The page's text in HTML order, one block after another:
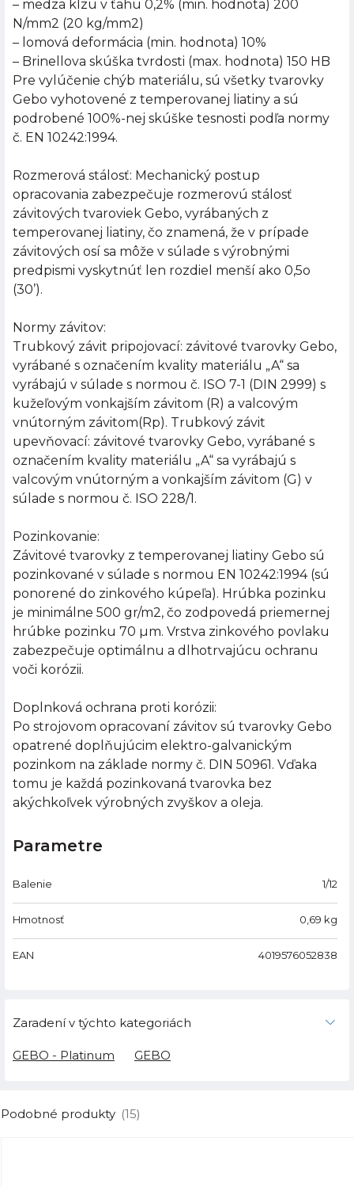
– medza klzu v ťahu 0,2% (min. hodnota) 200
N/mm2 (20 kg/mm2)
– lomová deformácia (min. hodnota) 10%
– Brinellova skúška tvrdosti (max. hodnota) 150 HB
Pre vylúčenie chýb materiálu, sú všetky tvarovky
Gebo vyhotovené z temperovanej liatiny a sú
podrobené 100%-nej skúške tesnosti podľa normy
č. EN 10242:1994.
Rozmerová stálosť: Mechanický postup
opracovania zabezpečuje rozmerovú stálosť
závitových tvaroviek Gebo, vyrábaných z
temperovanej liatiny, čo znamená, že v prípade
závitových osí sa môže v súlade s výrobnými
predpismi vyskytnúť len rozdiel menší ako 0,5o
(30’).
Normy závitov:
Trubkový závit pripojovací: závitové tvarovky Gebo,
vyrábané s označením kvality materiálu „A“ sa
vyrábajú v súlade s normou č. ISO 7-1 (DIN 2999) s
kužeľovým vonkajším závitom (R) a valcovým
vnútorným závitom(Rp). Trubkový závit
upevňovací: závitové tvarovky Gebo, vyrábané s
označením kvality materiálu „A“ sa vyrábajú s
valcovým vnútorným a vonkajším závitom (G) v
súlade s normou č. ISO 228/1.
Pozinkovanie:
Závitové tvarovky z temperovanej liatiny Gebo sú
pozinkované v súlade s normou EN 10242:1994 (sú
ponorené do zinkového kúpeľa). Hrúbka pozinku
je minimálne 500 gr/m2, čo zodpovedá priemernej
hrúbke pozinku 70 µm. Vrstva zinkového povlaku
zabezpečuje optimálnu a dlhotrvajúcu ochranu
voči korózii.
Doplnková ochrana proti korózii:
Po strojovom opracovaní závitov sú tvarovky Gebo
opatrené doplňujúcim elektro-galvanickým
pozinkom na základe normy č. DIN 50961. Vďaka
tomu je každá pozinkovaná tvarovka bez
akýchkoľvek výrobných zvyškov a oleja.
Parametre
Balenie 1/12
Hmotnosť 0,69 kg
EAN 4019576052838
Zaradení v týchto kategoriách
GEBO - Platinum GEBO
Podobné produkty (15)